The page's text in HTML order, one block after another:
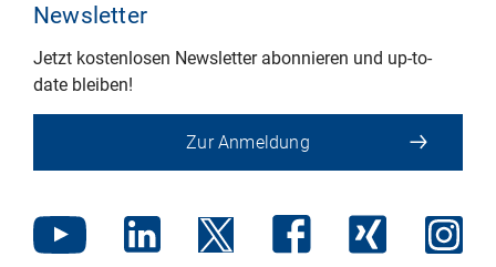
Newsletter
Jetzt kostenlosen Newsletter abonnieren und up-to-
date bleiben!
Zur Anmeldung